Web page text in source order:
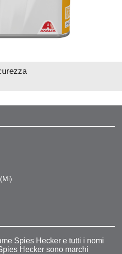
Spies Hecker e tutti i nomi
Hecker sono marchi